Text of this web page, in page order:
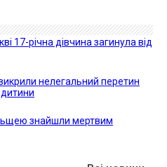
17-річна дівчина загинула від
нелегальний перетин
знайшли мертвим